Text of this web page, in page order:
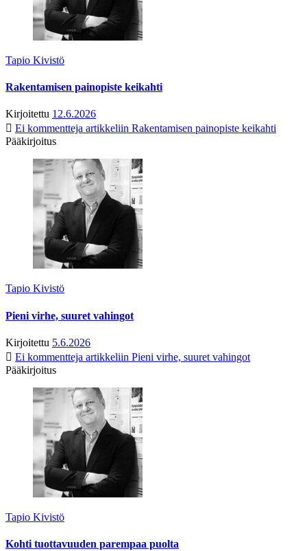
Tapio Kivistö
Rakentamisen painopiste keikahti
Kirjoitettu 12.6.2026
Ei kommentteja artikkeliin Rakentamisen painopiste keikahti
Pääkirjoitus
Tapio Kivistö
Pieni virhe, suuret vahingot
Kirjoitettu 5.6.2026
Ei kommentteja artikkeliin Pieni virhe, suuret vahingot
Pääkirjoitus
Tapio Kivistö
Kohti tuottavuuden parempaa puolta